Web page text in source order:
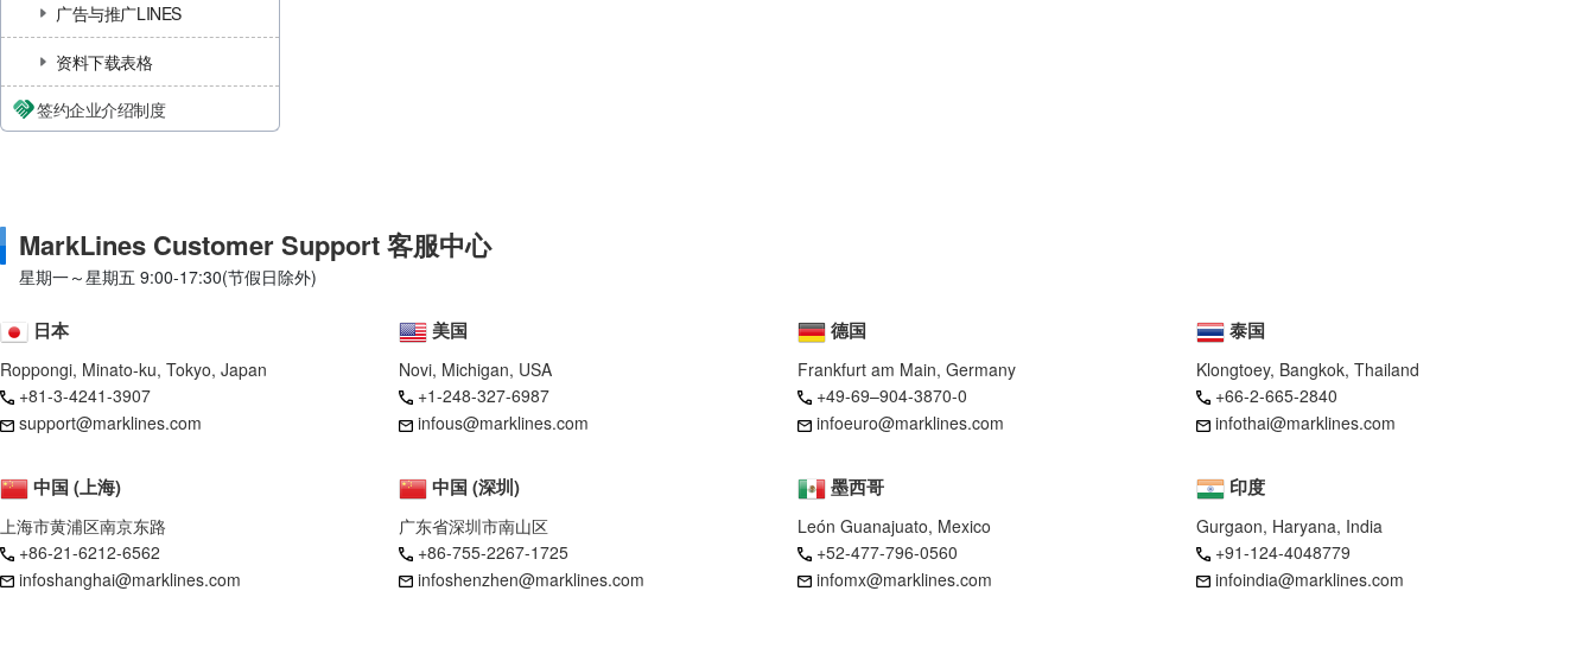
广告与推广LINES
资料下载表格
签约企业介绍制度
MarkLines Customer Support 客服中心
星期一～星期五 9:00-17:30(节假日除外)
日本
Roppongi, Minato-ku, Tokyo, Japan
+81-3-4241-3907
support@marklines.com
美国
Novi, Michigan, USA
+1-248-327-6987
infous@marklines.com
墨西哥
León Guanajuato, Mexico
+52-477-796-0560
infomx@marklines.com
德国
Frankfurt am Main, Germany
+49-69–904-3870-0
infoeuro@marklines.com
中国 (上海)
上海市黄浦区南京东路
+86-21-6212-6562
infoshanghai@marklines.com
中国 (深圳)
广东省深圳市南山区
+86-755-2267-1725
infoshenzhen@marklines.com
泰国
Klongtoey, Bangkok, Thailand
+66-2-665-2840
infothai@marklines.com
印度
Gurgaon, Haryana, India
+91-124-4048779
infoindia@marklines.com